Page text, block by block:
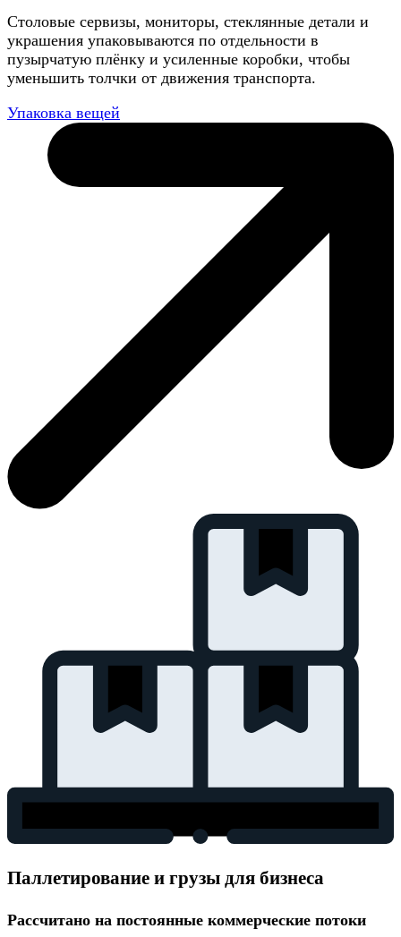
Столовые сервизы, мониторы, стеклянные детали и
украшения упаковываются по отдельности в
пузырчатую плёнку и усиленные коробки, чтобы
уменьшить толчки от движения транспорта.
Упаковка вещей
Паллетирование и грузы для бизнеса
Рассчитано на постоянные коммерческие потоки